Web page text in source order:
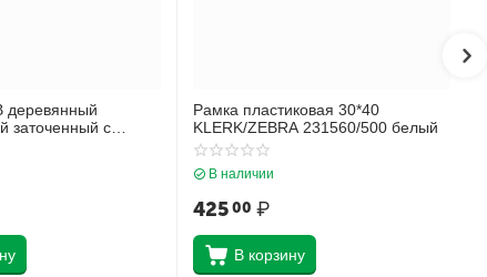
деревянный
заточенный с
Krause Черный как
Рамка пластиковая 30*40
KLERK/ZEBRA 231560/500 белый
В наличии
42500 ₽
В корзину